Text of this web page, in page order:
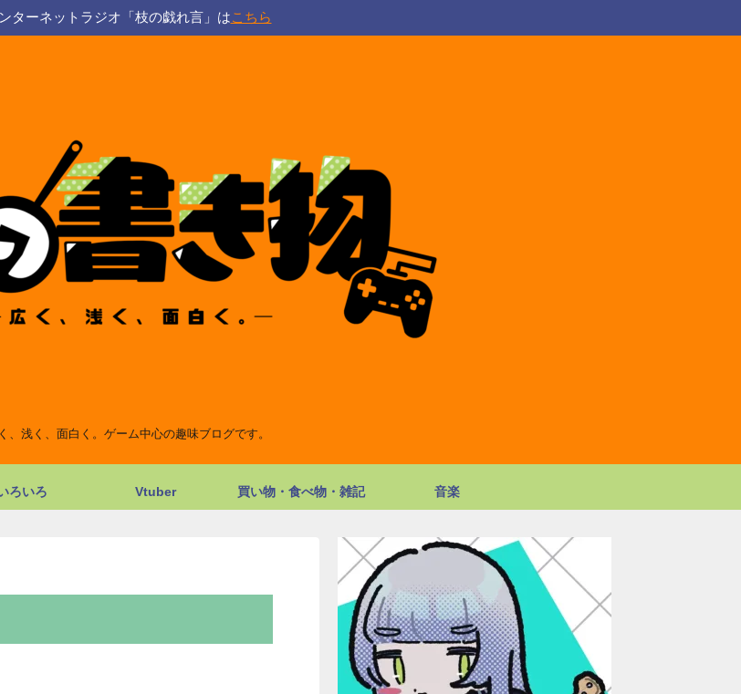
ターネットラジオ「枝の戯れ言」はこちら
、浅く、面白く。ゲーム中心の趣味ブログです。
ろいろ Vtuber 買い物・食べ物・雑記 音楽